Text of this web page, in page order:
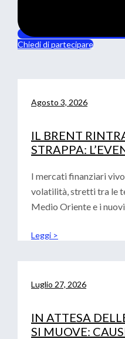
Chiedi di partecipare
Agosto 3, 2026
IL BRENT
STRAPPA:
I mercati finanziari
volatilità, stretti tra le
Medio Oriente e i nuovi
Leggi >
Luglio 27, 2026
IN ATTESA
SI MUOVE: